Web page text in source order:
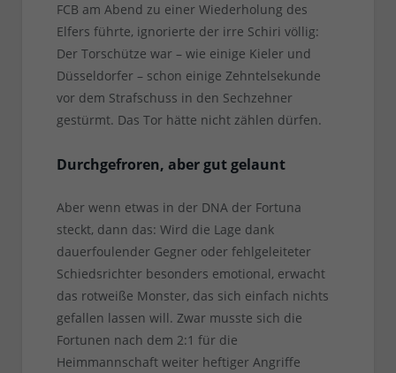
FCB am Abend zu einer Wiederholung des
Elfers führte, ignorierte der irre Schiri völlig:
Der Torschütze war – wie einige Kieler und
Düsseldorfer – schon einige Zehntelsekunde
vor dem Strafschuss in den Sechzehner
gestürmt. Das Tor hätte nicht zählen dürfen.
Durchgefroren, aber gut gelaunt
Aber wenn etwas in der DNA der Fortuna
steckt, dann das: Wird die Lage dank
dauerfoulender Gegner oder fehlgeleiteter
Schiedsrichter besonders emotional, erwacht
das rotweiße Monster, das sich einfach nichts
gefallen lassen will. Zwar musste sich die
Fortunen nach dem 2:1 für die
Heimmannschaft weiter heftiger Angriffe